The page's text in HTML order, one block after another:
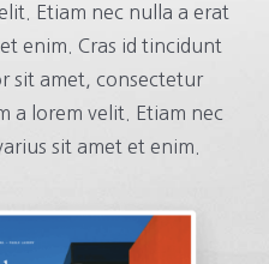
Etiam nec nulla a erat
enim. Cras id tincidunt
sit amet, consectetur
a lorem velit. Etiam nec
sit amet et enim.